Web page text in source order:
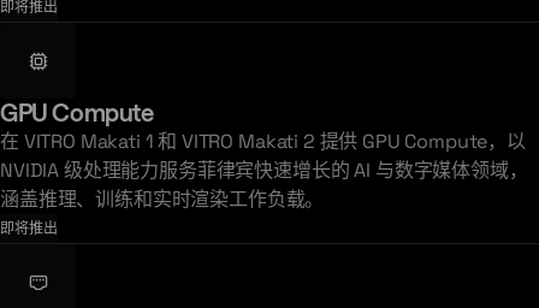
即将推出
GPU Compute
在 VITRO Makati 1 和 VITRO Makati 2 提供 GPU Compute，以
NVIDIA 级处理能力服务菲律宾快速增长的 AI 与数字媒体领域，
涵盖推理、训练和实时渲染工作负载。
即将推出